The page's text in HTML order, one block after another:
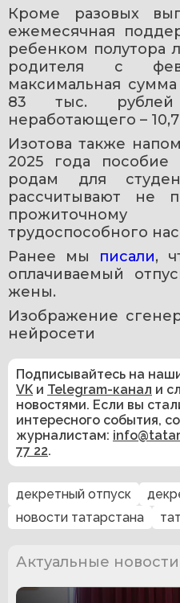
Кроме разовых
ежемесячная
ребенком полутора
родителя с
максимальная
83 тыс.
неработающего –
Изотова также
2025 года
родам для
рассчитывают не
трудоспособного
Ранее мы писали,
оплачиваемый
жены.
Изображение
нейросети
Подписывайтесь на
VK и Telegram-канал и
новостями. Если вы
интересного события,
журналистам:
77 22.
декретный отпуск
новости татарстана
Актуальные новости